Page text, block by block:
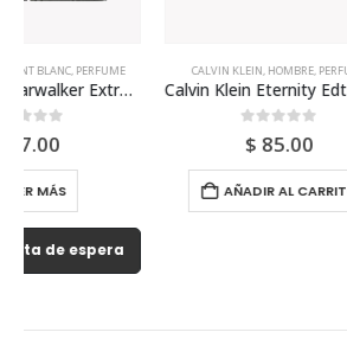
CALVIN KLEIN, PERFUME
Calvin Klein Eternity Edt 200ml Para Hombre
AÑADIR AL CARRITO
CALVIN